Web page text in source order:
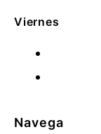
Viernes
Navega